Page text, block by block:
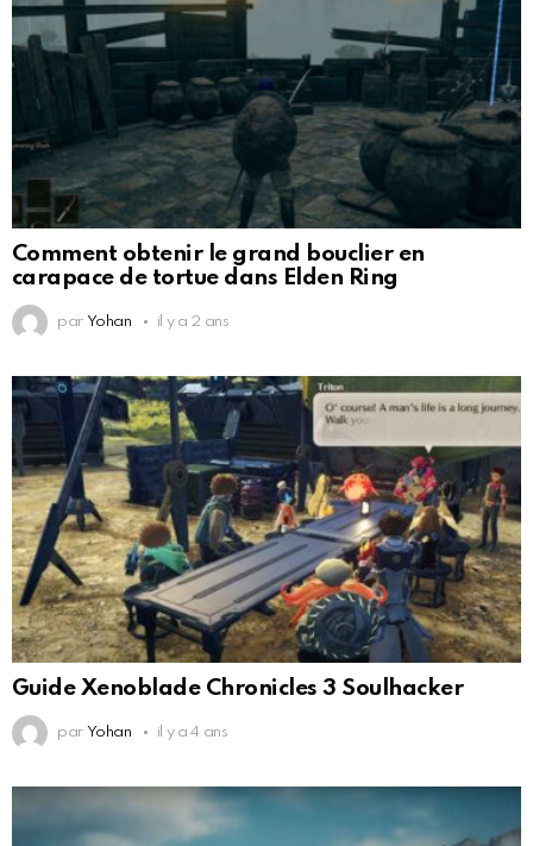
Comment obtenir le grand bouclier en
carapace de tortue dans Elden Ring
par Yohan il y a 2 ans
Guide Xenoblade Chronicles 3 Soulhacker
par Yohan il y a 4 ans